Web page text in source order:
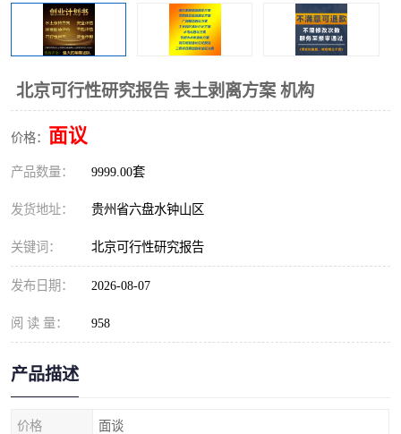
北京可行性研究报告 表土剥离方案 机构
价格： 面议
产品数量： 9999.00套
发货地址： 贵州省六盘水钟山区
关键词： 北京可行性研究报告
发布日期： 2026-08-07
阅 读 量： 958
产品描述
价格 面谈